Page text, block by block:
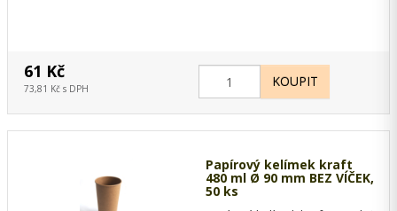
61 Kč
73,81 Kč s DPH
Papírový kelímek kraft
480 ml Ø 90 mm BEZ VÍČEK,
50 ks